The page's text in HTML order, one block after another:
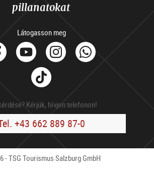
pillanatokat
Látogasson meg
facebook
YoutubeInstagram
Tik
Tok
Kérjük, hívjon telefonon!
+43 662 889 87-0
- TSG Tourismus Salzburg GmbH